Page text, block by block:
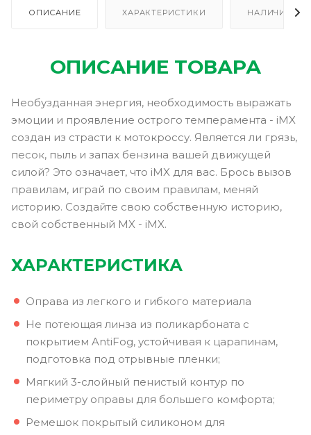
ОПИСАНИЕ ХАРАКТЕРИСТИКИ НАЛИЧИЕ В
ОПИСАНИЕ ТОВАРА
Необузданная энергия, необходимость выражать
эмоции и проявление острого темперамента - iMX
создан из страсти к мотокроссу. Является ли грязь,
песок, пыль и запах бензина вашей движущей
силой? Это означает, что iMX для вас. Брось вызов
правилам, играй по своим правилам, меняй
историю. Создайте свою собственную историю,
свой собственный MX - iMX.
ХАРАКТЕРИСТИКА
Оправа из легкого и гибкого материала
Не потеющая линза из поликарбоната с
покрытием AntiFog, устойчивая к царапинам,
подготовка под отрывные пленки;
Мягкий 3-слойный пенистый контур по
периметру оправы для большего комфорта;
Ремешок покрытый силиконом для